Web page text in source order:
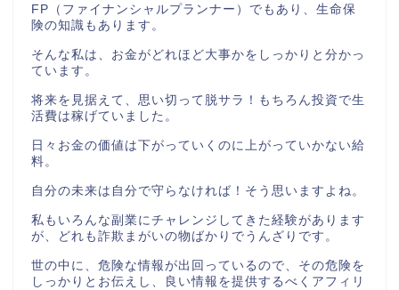
FP（ファイナンシャルプランナー）でもあり、生命保
険の知識もあります。
そんな私は、お金がどれほど大事かをしっかりと分かっ
ています。
将来を見据えて、思い切って脱サラ！もちろん投資で生
活費は稼げていました。
日々お金の価値は下がっていくのに上がっていかない給
料。
自分の未来は自分で守らなければ！そう思いますよね。
私もいろんな副業にチャレンジしてきた経験があります
が、どれも詐欺まがいの物ばかりでうんざりです。
世の中に、危険な情報が出回っているので、その危険を
しっかりとお伝えし、良い情報を提供するべくアフィリ